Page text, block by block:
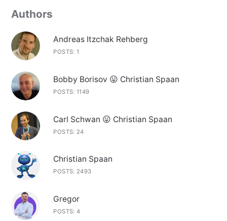
Authors
Andreas Itzchak Rehberg
POSTS: 1
Bobby Borisov 😛 Christian Spaan
POSTS: 1149
Carl Schwan 😛 Christian Spaan
POSTS: 24
Christian Spaan
POSTS: 2493
Gregor
POSTS: 4